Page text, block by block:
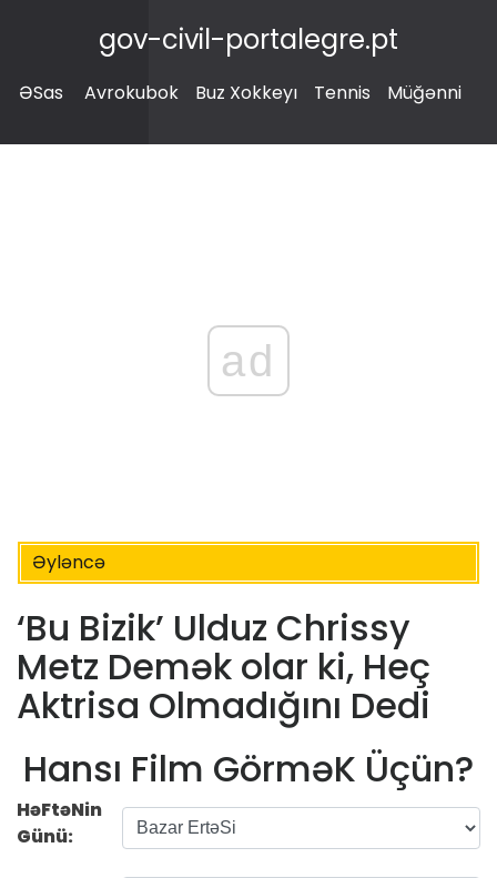
gov-civil-portalegre.pt
ƏSas Avrokubok Buz Xokkeyı Tennis Müğənni
ad
Əyləncə
‘Bu Bizik’ Ulduz Chrissy
Metz Demək olar ki, Heç
Aktrisa Olmadığını Dedi
Hansı Film GörməK Üçün?
HəFtəNin
Günü: